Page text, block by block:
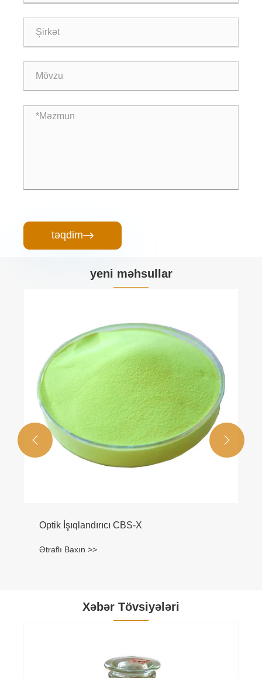
təqdim
yeni məhsullar
Optik İşıqlandırıcı CBS-X
Ətraflı Baxın >>
 
Xəbər Tövsiyələri